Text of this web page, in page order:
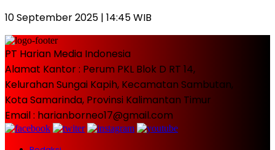
10 September 2025 | 14:45 WIB
PT Harian Media Indonesia
Alamat Kantor : Perum PKL Blok D RT 14,
Kelurahan Sungai Kapih, Kecamatan Sambutan,
Kota Samarinda, Provinsi Kalimantan Timur
Email : harianborneo17@gmail.com